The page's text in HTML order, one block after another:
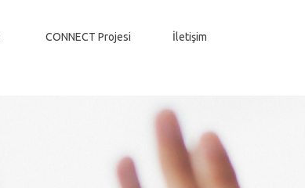
CONNECT Projesi İletişim